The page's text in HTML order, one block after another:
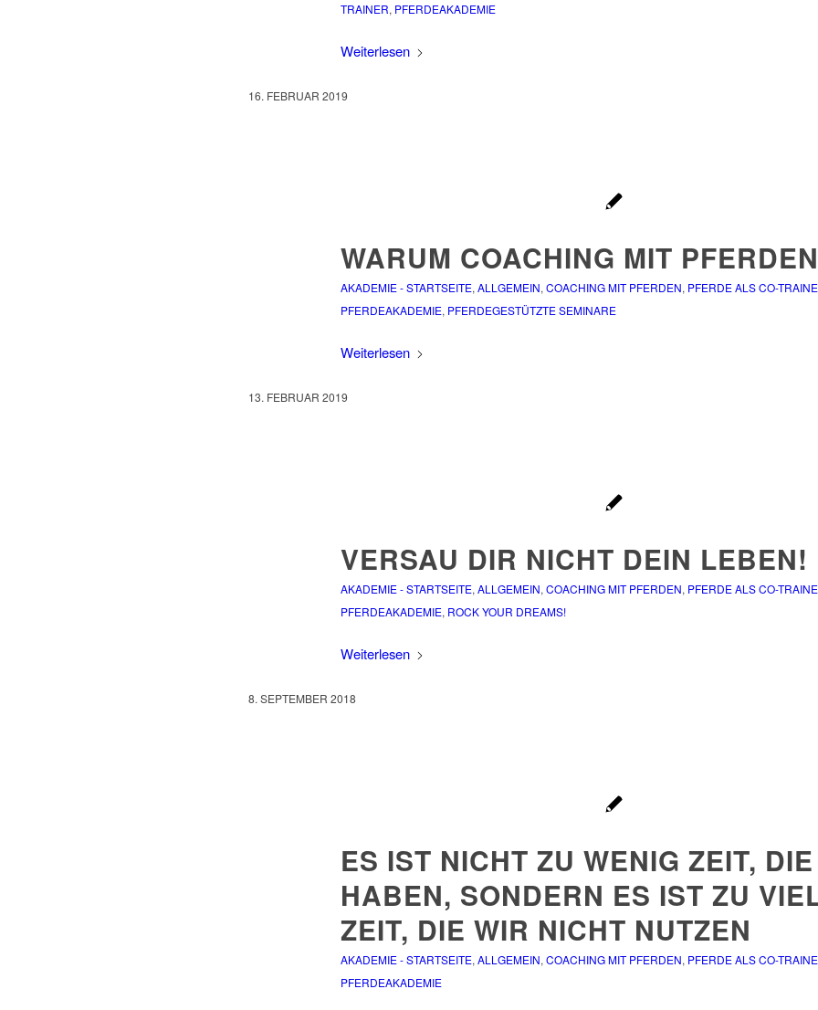
TRAINER, PFERDEAKADEMIE
Weiterlesen
16. FEBRUAR 2019
WARUM COACHING MIT
AKADEMIE - STARTSEITE, ALLGEMEIN, COACHING MIT PFERDEN, PFERDE ALS CO-
PFERDEAKADEMIE, PFERDEGESTÜTZTE SEMINARE
Weiterlesen
13. FEBRUAR 2019
VERSAU DIR NICHT DEIN LEBEN!
AKADEMIE - STARTSEITE, ALLGEMEIN, COACHING MIT PFERDEN, PFERDE ALS CO-
PFERDEAKADEMIE, ROCK YOUR DREAMS!
Weiterlesen
8. SEPTEMBER 2018
ES IST NICHT ZU WENIG ZEIT,
HABEN, SONDERN ES IST ZU
ZEIT, DIE WIR NICHT NUTZEN
AKADEMIE - STARTSEITE, ALLGEMEIN, COACHING MIT PFERDEN, PFERDE ALS CO-
PFERDEAKADEMIE